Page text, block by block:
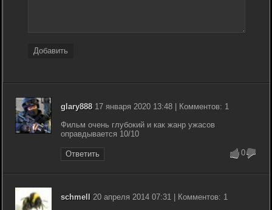
Добавить
glary88817 января 2020 13:48 | Комментов: 1
Фильм очень глубокий и как жанр ужасов
оправдывается 10/10
Ответить 0
schmell 20 апреля 2014 07:31 | Комментов: 1